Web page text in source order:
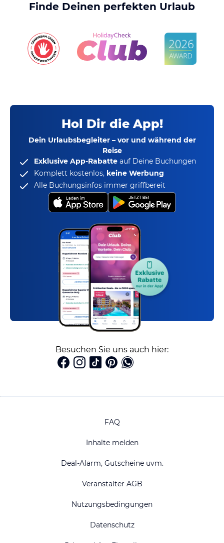
Finde Deinen perfekten Urlaub
Hol Dir die App!
Dein Urlaubsbegleiter – vor und während der
Reise
Exklusive App-Rabatte auf Deine Buchungen
Komplett kostenlos, keine Werbung
Alle Buchungsinfos immer griffbereit
Besuchen Sie uns auch hier:
FAQ
Inhalte melden
Deal-Alarm, Gutscheine uvm.
Veranstalter AGB
Nutzungsbedingungen
Datenschutz